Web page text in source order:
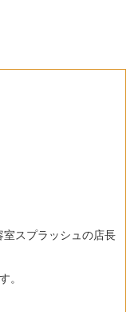
スプラッシュの店長
。